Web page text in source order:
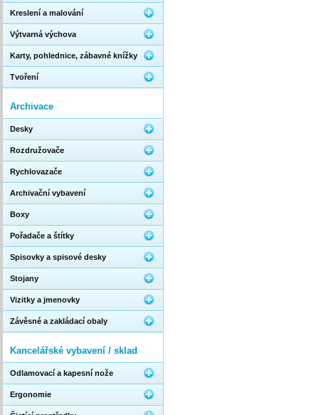
Kreslení a malování
Výtvarná výchova
Karty, pohlednice, zábavné knížky
Tvoření
Archivace
Desky
Rozdružovače
Rychlovazače
Archivační vybavení
Boxy
Pořadače a štítky
Spisovky a spisové desky
Stojany
Vizitky a jmenovky
Závěsné a zakládací obaly
Kancelářské vybavení / sklad
Odlamovací a kapesní nože
Ergonomie